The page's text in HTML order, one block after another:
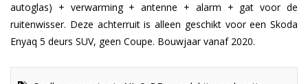
autoglas) + verwarming + antenne + alarm + gat voor de
ruitenwisser. Deze achterruit is alleen geschikt voor een Skoda
Enyaq 5 deurs SUV, geen Coupe. Bouwjaar vanaf 2020.